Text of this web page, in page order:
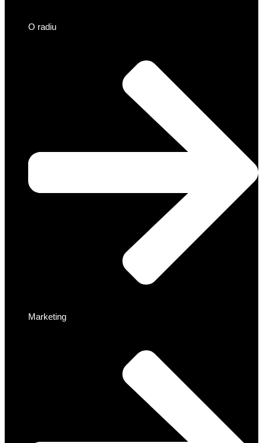
O radiu
Marketing